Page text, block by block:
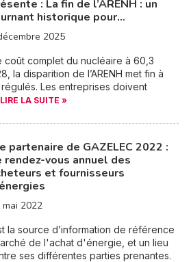
: La fin de l’ARENH : un
historique pour…
2025
coût complet du nucléaire à 60,3
la disparition de l’ARENH met fin à
Les entreprises doivent
LIRE LA SUITE »
partenaire de GAZELEC 2022 :
rendez-vous annuel des
et fournisseurs
mai 2022
la source d’information de référence
de l'achat d'énergie, et un lieu
ses différentes parties prenantes.